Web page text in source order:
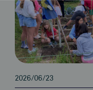
2026/06/23